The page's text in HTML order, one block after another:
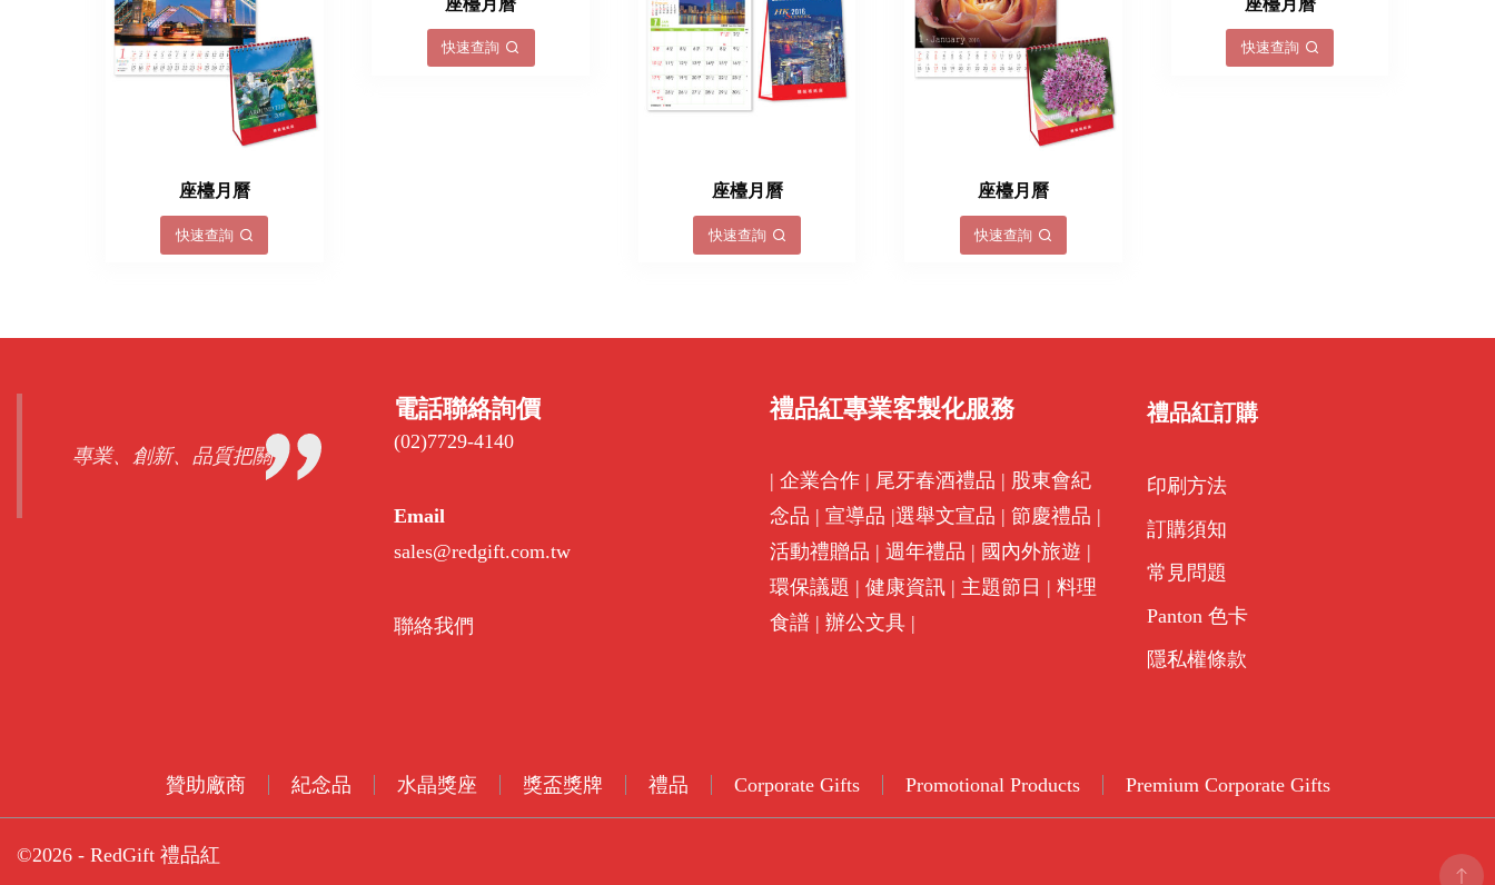
座檯月曆
快速查詢
座檯月曆
快速查詢
座檯月曆
快速查詢
座檯月曆
快速查詢
座檯月曆
快速查詢
專業、創新、品質把關
電話聯絡詢價
(02)7729-4140
Email
sales@redgift.com.tw
聯絡我們
禮品紅專業客製化服務
| 企業合作 | 尾牙春酒禮品 | 股東會紀
念品 | 宣導品 |選舉文宣品 | 節慶禮品 |
活動禮贈品 | 週年禮品 | 國內外旅遊 |
環保議題 | 健康資訊 | 主題節日 | 料理
食譜 | 辦公文具 |
禮品紅訂購
印刷方法
訂購須知
常見問題
Panton 色卡
隱私權條款
贊助廠商 紀念品 水晶獎座 獎盃獎牌 禮品 Corporate Gifts Promotional Products Premium Corporate Gifts
©2026 - RedGift 禮品紅